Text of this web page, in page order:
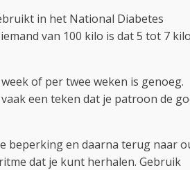
in het National Diabetes
van 100 kilo is dat 5 tot 7
of per twee weken is genoeg.
een teken dat je patroon de
beperking en daarna terug naar
dat je kunt herhalen. Gebruik